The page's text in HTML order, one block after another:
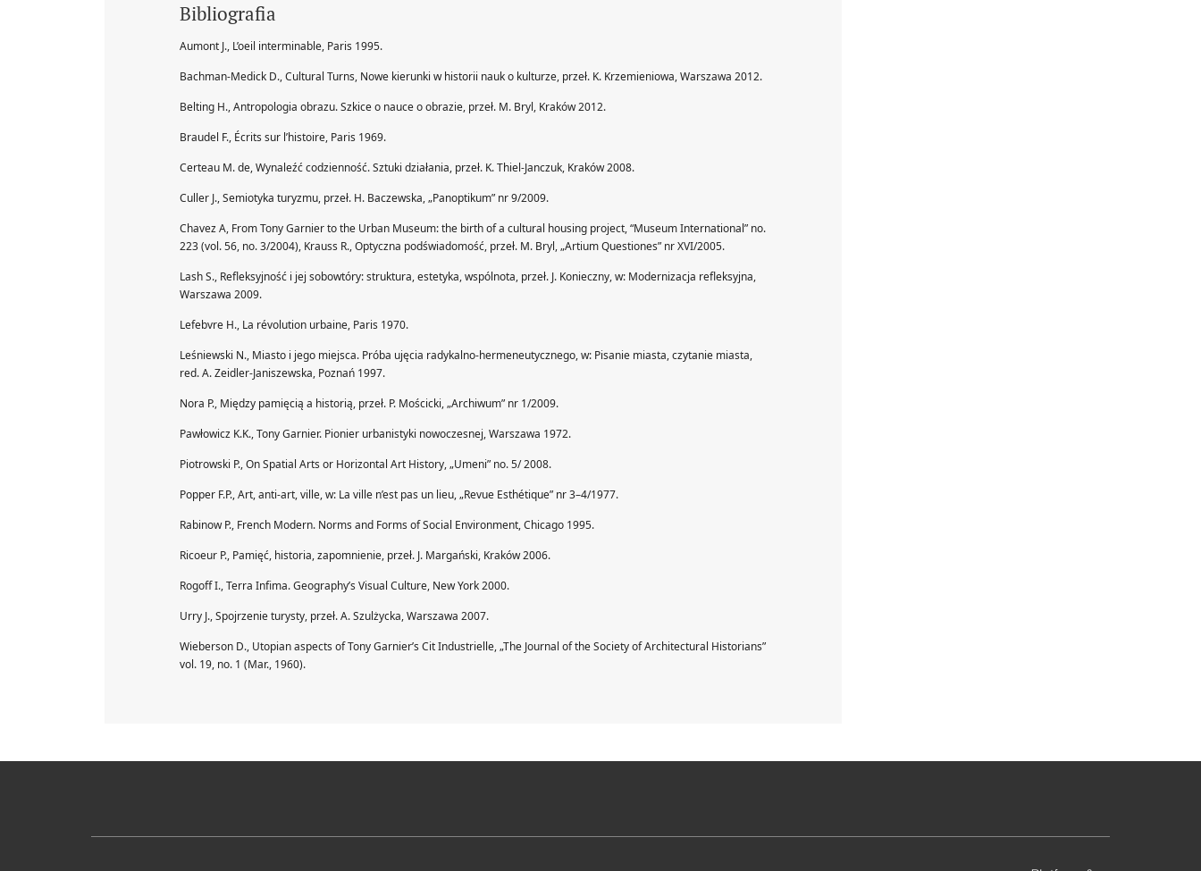
Bibliografia
Aumont J., L’oeil interminable, Paris 1995.
Bachman-Medick D., Cultural Turns, Nowe kierunki w historii nauk o kulturze, przeł. K. Krzemieniowa, Warszawa 2012.
Belting H., Antropologia obrazu. Szkice o nauce o obrazie, przeł. M. Bryl, Kraków 2012.
Braudel F., Écrits sur l’histoire, Paris 1969.
Certeau M. de, Wynaleźć codzienność. Sztuki działania, przeł. K. Thiel-Janczuk, Kraków 2008.
Culler J., Semiotyka turyzmu, przeł. H. Baczewska, „Panoptikum” nr 9/2009.
Chavez A, From Tony Garnier to the Urban Museum: the birth of a cultural housing project, “Museum International” no.
223 (vol. 56, no. 3/2004), Krauss R., Optyczna podświadomość, przeł. M. Bryl, „Artium Questiones” nr XVI/2005.
Lash S., Refleksyjność i jej sobowtóry: struktura, estetyka, wspólnota, przeł. J. Konieczny, w: Modernizacja refleksyjna,
Warszawa 2009.
Lefebvre H., La révolution urbaine, Paris 1970.
Leśniewski N., Miasto i jego miejsca. Próba ujęcia radykalno-hermeneutycznego, w: Pisanie miasta, czytanie miasta,
red. A. Zeidler-Janiszewska, Poznań 1997.
Nora P., Między pamięcią a historią, przeł. P. Mościcki, „Archiwum” nr 1/2009.
Pawłowicz K.K., Tony Garnier. Pionier urbanistyki nowoczesnej, Warszawa 1972.
Piotrowski P., On Spatial Arts or Horizontal Art History, „Umeni” no. 5/ 2008.
Popper F.P., Art, anti-art, ville, w: La ville n’est pas un lieu, „Revue Esthétique” nr 3–4/1977.
Rabinow P., French Modern. Norms and Forms of Social Environment, Chicago 1995.
Ricoeur P., Pamięć, historia, zapomnienie, przeł. J. Margański, Kraków 2006.
Rogoff I., Terra Infima. Geography’s Visual Culture, New York 2000.
Urry J., Spojrzenie turysty, przeł. A. Szulżycka, Warszawa 2007.
Wieberson D., Utopian aspects of Tony Garnier’s Cit Industrielle, „The Journal of the Society of Architectural Historians”
vol. 19, no. 1 (Mar., 1960).